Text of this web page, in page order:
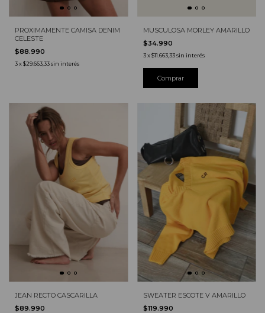
PROXIMAMENTE CAMISA DENIM
CELESTE
$88.990
3x$29.663,33sin interés
MUSCULOSA MORLEY AMARILLO
$34.990
3 x$11.663,33 sin interés
Comprar
JEAN RECTO CASCARILLA
$89.990
SWEATER ESCOTE V AMARILLO
$119.990